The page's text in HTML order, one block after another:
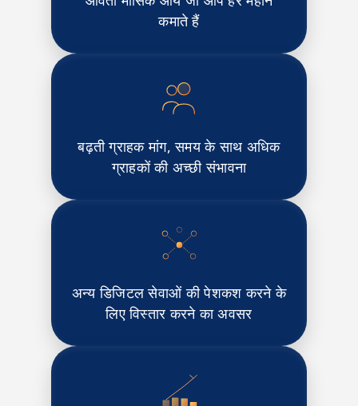
कमाते हैं
बढ़ती ग्राहक मांग, समय के साथ अधिक
ग्राहकों की अच्छी संभावना
अन्य डिजिटल सेवाओं की पेशकश करने के
लिए विस्तार करने का अवसर